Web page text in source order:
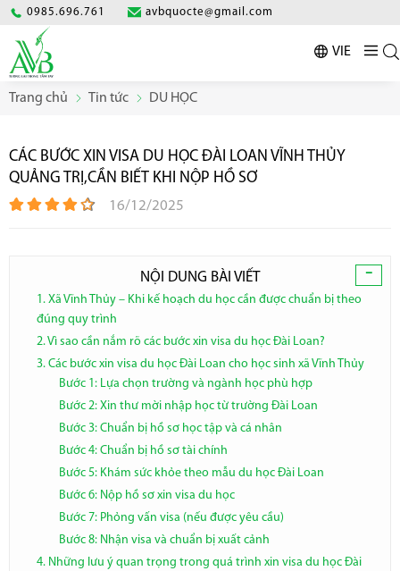
0985.696.761 avbquocte@gmail.com
VIE
Trang chủ Tin tức DU HỌC
CÁC BƯỚC XIN VISA DU HỌC ĐÀI LOAN VĨNH THỦY
QUẢNG TRỊ,CẦN BIẾT KHI NỘP HỒ SƠ
16/12/2025
-
NỘI DUNG BÀI VIẾT
1. Xã Vĩnh Thủy – Khi kế hoạch du học cần được chuẩn bị theo
đúng quy trình
2. Vì sao cần nắm rõ các bước xin visa du học Đài Loan?
3. Các bước xin visa du học Đài Loan cho học sinh xã Vĩnh Thủy
Bước 1: Lựa chọn trường và ngành học phù hợp
Bước 2: Xin thư mời nhập học từ trường Đài Loan
Bước 3: Chuẩn bị hồ sơ học tập và cá nhân
Bước 4: Chuẩn bị hồ sơ tài chính
Bước 5: Khám sức khỏe theo mẫu du học Đài Loan
Bước 6: Nộp hồ sơ xin visa du học
Bước 7: Phỏng vấn visa (nếu được yêu cầu)
Bước 8: Nhận visa và chuẩn bị xuất cảnh
4. Những lưu ý quan trọng trong quá trình xin visa du học Đài